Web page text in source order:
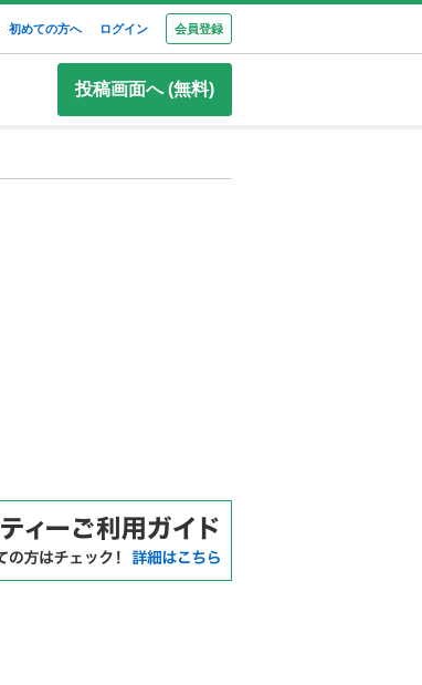
初めての方へ ログイン 会員登録
投稿画面へ (無料)